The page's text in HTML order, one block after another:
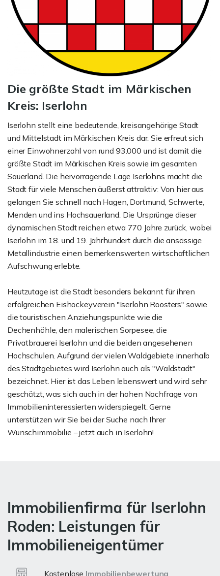
Die größte Stadt im Märkischen
Kreis: Iserlohn
Iserlohn stellt eine bedeutende, kreisangehörige Stadt
und Mittelstadt im Märkischen Kreis dar. Sie erfreut sich
einer Einwohnerzahl von rund 93.000 und ist damit die
größte Stadt im Märkischen Kreis sowie im gesamten
Sauerland. Die hervorragende Lage Iserlohns macht die
Stadt für viele Menschen äußerst attraktiv: Von hier aus
gelangen Sie schnell nach Hagen, Dortmund, Schwerte,
Menden und ins Hochsauerland. Die Ursprünge dieser
dynamischen Stadt reichen etwa 770 Jahre zurück, wobei
Iserlohn im 18. und 19. Jahrhundert durch die ansässige
Metallindustrie einen bemerkenswerten wirtschaftlichen
Aufschwung erlebte.
Heutzutage ist die Stadt besonders bekannt für ihren
erfolgreichen Eishockeyverein "Iserlohn Roosters" sowie
die touristischen Anziehungspunkte wie die
Dechenhöhle, den malerischen Sorpesee, die
Privatbrauerei Iserlohn und die beiden angesehenen
Hochschulen. Aufgrund der vielen Waldgebiete innerhalb
des Stadtgebietes wird Iserlohn auch als "Waldstadt"
bezeichnet. Hier ist das Leben lebenswert und wird sehr
geschätzt, was sich auch in der hohen Nachfrage von
Immobilieninteressierten widerspiegelt. Gerne
unterstützen wir Sie bei der Suche nach Ihrer
Wunschimmobilie – jetzt auch in Iserlohn!
Immobilienfirma für Iserlohn
Roden: Leistungen für
Immobilieneigentümer
Kostenlose Immobilienbewertung